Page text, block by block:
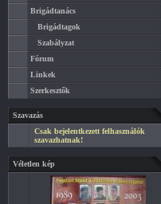
Brigádtanács
Brigádtagok
Szabályzat
Fórum
Linkek
Szerkesztők
Szavazás
Csak bejelentkezett felhasználók
szavazhatnak!
Véletlen kép